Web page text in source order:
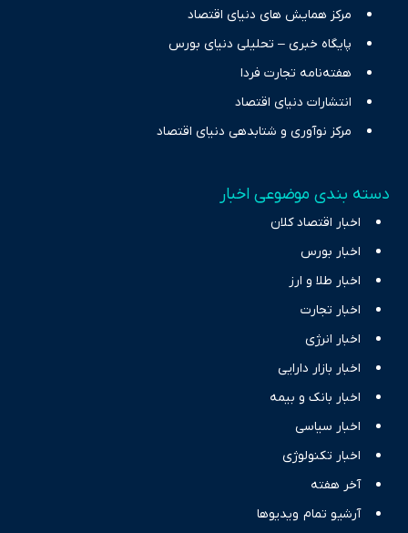
مرکز همایش های دنیای اقتصاد
پایگاه خبری – تحلیلی دنیای بورس
هفته‌نامه تجارت فردا
انتشارات دنیای اقتصاد
مرکز نوآوری و شتابدهی دنیای اقتصاد
دسته بندی موضوعی اخبار
اخبار اقتصاد کلان
اخبار بورس
اخبار طلا و ارز
اخبار تجارت
اخبار انرژی
اخبار بازار دارایی
اخبار بانک و بیمه
اخبار سیاسی
اخبار تکنولوژی
آخر هفته
آرشیو تمام ویدیوها